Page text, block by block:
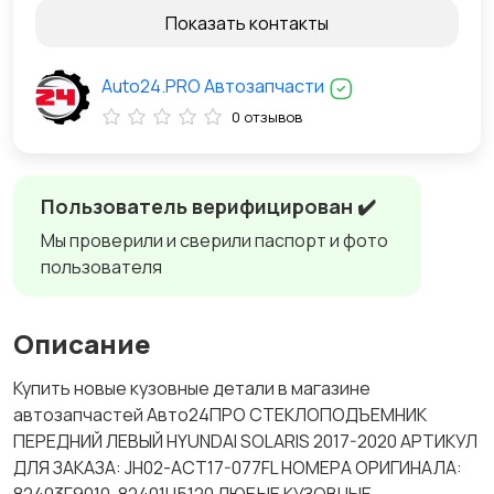
Пользователь верифицирован ✔️
Мы проверили и сверили паспорт и фото
пользователя
Описание
Купить новые кузовные детали в магазине
автозапчастей Авто24ПРО СТЕКЛОПОДЪЕМНИК
ПЕРЕДНИЙ ЛЕВЫЙ HYUNDAI SOLARIS 2017-2020 АРТИКУЛ
ДЛЯ ЗАКАЗА: JH02-ACT17-077FL НОМЕРА ОРИГИНАЛА:
Показать контакты
Auto24.PRO Автозапчасти
0 отзывов